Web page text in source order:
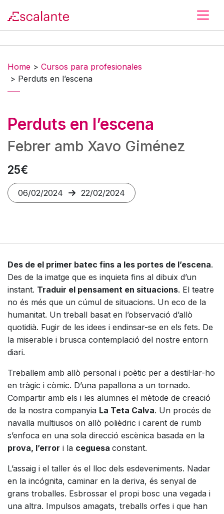
Home > Cursos para profesionales
> Perduts en l’escena
Perduts en l’escena
Febrer amb Xavo Giménez
25€
06/02/2024 22/02/2024
Des de el primer batec fins a les portes de l’escena.
Des de la imatge que es inquieta fins al dibuix d’un
instant. Traduir el pensament en situacions. El teatre
no és més que un cúmul de situacions. Un eco de la
humanitat. Un treball basat en l’observació d’allò
quotidià. Fugir de les idees i endinsar-se en els fets. De
la miserable i brusca contemplació del nostre entorn
diari.
Treballem amb allò personal i poètic per a destil·lar-ho
en tràgic i còmic. D’una papallona a un tornado.
Compartir amb els i les alumnes el mètode de creació
de la nostra companyia La Teta Calva. Un procés de
navalla multiusos on allò polièdric i carent de rumb
s’enfoca en una sola direcció escènica basada en la
prova, l’error i la ceguesa constant.
L’assaig i el taller és el lloc dels esdeveniments. Nadar
en la incógnita, caminar en la deriva, és senyal de
grans troballes. Esbrossar el propi bosc una vegada i
una altra. Impulsos amagats, treballs orfes i que han